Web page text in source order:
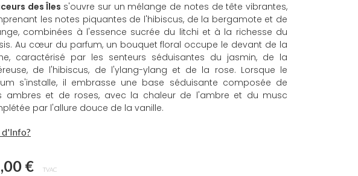
des Îles s'ouvre sur un mélange de notes de tête vibrantes,
les notes piquantes de l'hibiscus, de la bergamote et de
combinées à l'essence sucrée du litchi et à la richesse du
Au cœur du parfum, un bouquet floral occupe le devant de la
caractérisé par les senteurs séduisantes du jasmin, de la
de l'hibiscus, de l'ylang-ylang et de la rose. Lorsque le
s'installe, il embrasse une base séduisante composée de
ambres et de roses, avec la chaleur de l'ambre et du musc
par l'allure douce de la vanille.
d'Info?
€ TVAC